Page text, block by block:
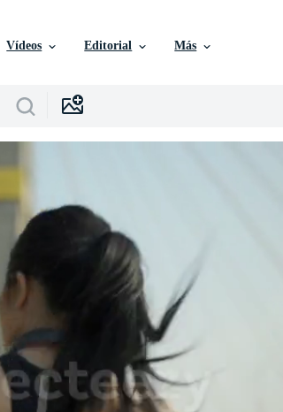
Vídeos Editorial Más